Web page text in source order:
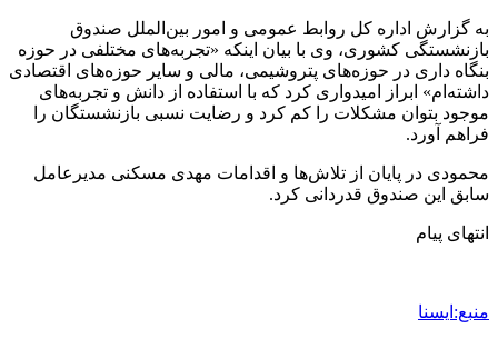
به گزارش اداره کل روابط عمومی و امور بین‌الملل صندوق
بازنشستگی کشوری، وی با بیان اینکه «تجربه‌های مختلفی در حوزه
بنگاه داری در حوزه‌های پتروشیمی، مالی و سایر حوزه‌های اقتصادی
داشته‌ام» ابراز امیدواری کرد که با استفاده از دانش و تجربه‌های
موجود بتوان مشکلات را کم کرد و رضایت نسبی بازنشستگان را
فراهم آورد.
محمودی در پایان از تلاش‌ها و اقدامات مهدی مسکنی مدیرعامل
سابق این صندوق قدردانی کرد.
انتهای پیام
منبع:ایسنا